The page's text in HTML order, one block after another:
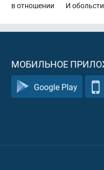
И
в отношении
МОБИЛЬНОЕ
Google Play